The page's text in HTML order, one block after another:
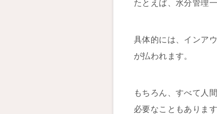
たとえば、水分管理
具体的には、インア
が払われます。
もちろん、すべて人
必要なこともありま